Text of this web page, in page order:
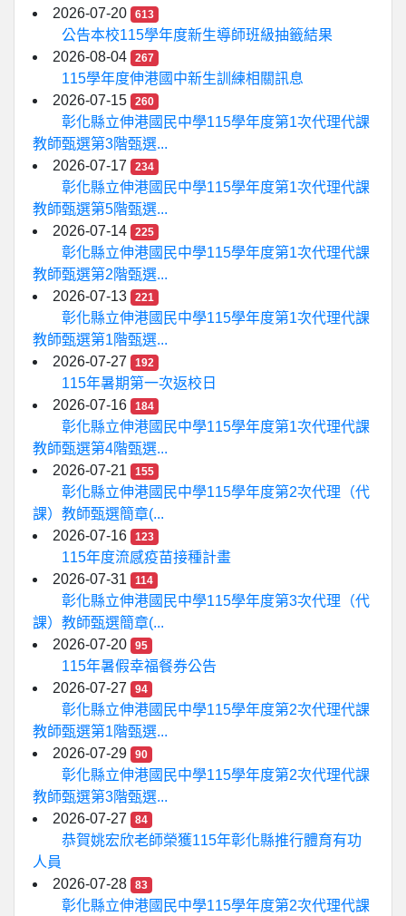
2026-07-20
613
公告本校115學年度新生導師班級抽籤結果
2026-08-04
267
115學年度伸港國中新生訓練相關訊息
2026-07-15
260
彰化縣立伸港國民中學115學年度第1次代理代課
教師甄選第3階甄選...
2026-07-17
234
彰化縣立伸港國民中學115學年度第1次代理代課
教師甄選第5階甄選...
2026-07-14
225
彰化縣立伸港國民中學115學年度第1次代理代課
教師甄選第2階甄選...
2026-07-13
221
彰化縣立伸港國民中學115學年度第1次代理代課
教師甄選第1階甄選...
2026-07-27
192
115年暑期第一次返校日
2026-07-16
184
彰化縣立伸港國民中學115學年度第1次代理代課
教師甄選第4階甄選...
2026-07-21
155
彰化縣立伸港國民中學115學年度第2次代理（代
課）教師甄選簡章(...
2026-07-16
123
115年度流感疫苗接種計畫
2026-07-31
114
彰化縣立伸港國民中學115學年度第3次代理（代
課）教師甄選簡章(...
2026-07-20
95
115年暑假幸福餐券公告
2026-07-27
94
彰化縣立伸港國民中學115學年度第2次代理代課
教師甄選第1階甄選...
2026-07-29
90
彰化縣立伸港國民中學115學年度第2次代理代課
教師甄選第3階甄選...
2026-07-27
84
恭賀姚宏欣老師榮獲115年彰化縣推行體育有功
人員
2026-07-28
83
彰化縣立伸港國民中學115學年度第2次代理代課